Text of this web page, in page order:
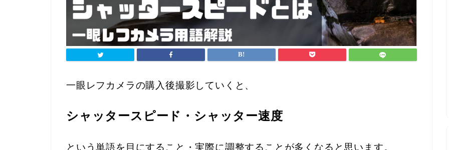
一眼レフカメラの購入後撮影していくと、
シャッタースピード・シャッター速度
という単語を目にすること・実際に調整することが多くなると思います。